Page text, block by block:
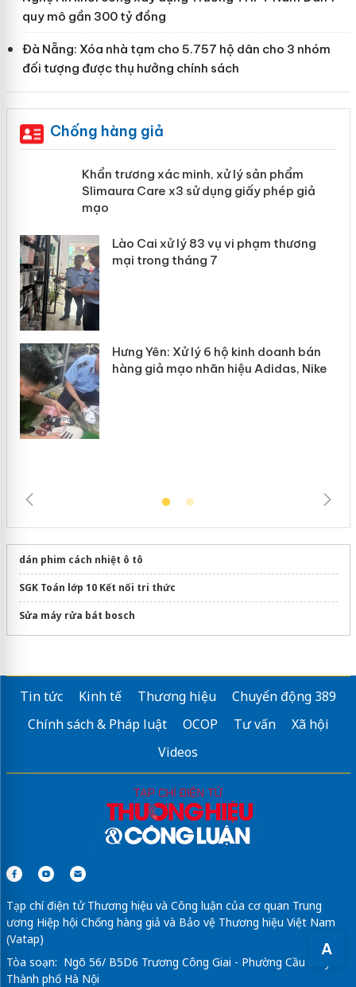
A
quy mô gần 300 tỷ đồng
Đà Nẵng: Xóa nhà tạm cho 5.757 hộ dân cho 3 nhóm
đối tượng được thụ hưởng chính sách
Chống hàng giả
Khẩn trương xác minh, xử lý sản phẩm
Slimaura Care x3 sử dụng giấy phép
dán phim cách nhiệt ô tô
SGK Toán lớp 10 Kết nối tri thức
Sửa máy rửa bát bosch
Tin tức Kinh tế Thương hiệu
Chuyển động 389
Chính sách & Pháp luật
OCOP Tư vấn
Xã hội
Videos
Tạp chí điện tử Thương hiệu và Công luận của cơ quan Trung
ương Hiệp hội Chống hàng giả và Bảo vệ Thương hiệu Việt Nam
(Vatap)
Tòa soạn: Ngõ 56/ B5D6 Trương Công Giai - Phường Cầu Giấy -
Thành phố Hà Nội